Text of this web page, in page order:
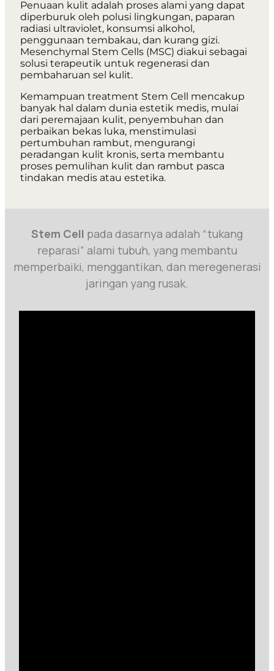
Penuaan kulit adalah proses alami yang dapat
diperburuk oleh polusi lingkungan, paparan
radiasi ultraviolet, konsumsi alkohol,
penggunaan tembakau, dan kurang gizi.
Mesenchymal Stem Cells (MSC) diakui sebagai
solusi terapeutik untuk regenerasi dan
pembaharuan sel kulit.
Kemampuan treatment Stem Cell mencakup
banyak hal dalam dunia estetik medis, mulai
dari peremajaan kulit, penyembuhan dan
perbaikan bekas luka, menstimulasi
pertumbuhan rambut, mengurangi
peradangan kulit kronis, serta membantu
proses pemulihan kulit dan rambut pasca
tindakan medis atau estetika.
Stem Cell pada dasarnya adalah “tukang
reparasi” alami tubuh, yang membantu
memperbaiki, menggantikan, dan meregenerasi
jaringan yang rusak.